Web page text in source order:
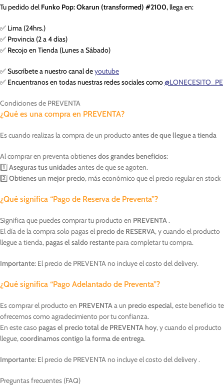
Tu pedido delFunko Pop: Okarun (transformed) #2100,llega en:
✅ Lima (24hrs.)
✅ Provincia (2 a 4 días)
✅ Recojo en Tienda (Lunes a Sábado)
✅ Suscríbete a nuestro canal deyoutube
✅ Encuentranos en todas nuestras redes sociales como@LONECESITO_PE
Condiciones de PREVENTA
¿Qué es una compra en PREVENTA?
Es cuando realizas la compra de un productoantes de que llegue a tienda
Al comprar en preventa obtienesdos grandes beneficios:
1️⃣ Aseguras tus unidadesantes de que se agoten.
2️⃣ Obtienes un mejor precio, más económico que el precio regular en stock
¿Qué significa “Pago de Reserva de Preventa”?
Significa que puedes comprar tu producto en PREVENTA.
El día de la compra solo pagas elprecio de RESERVA, y cuando el producto
llegue a tienda,pagas el saldo restante para completar tu compra.
Importante: El precio de PREVENTA no incluye el costo del delivery.
¿Qué significa “Pago Adelantado de Preventa”?
Es comprar el producto en PREVENTAa un precio especial,este beneficio te
ofrecemos como agradecimiento por tu confianza.
En este casopagas el precio total de PREVENTA hoy, y cuando el producto
llegue,coordinamos contigo la forma de entrega.
Importante: El precio de PREVENTA no incluye el costo del delivery .
Preguntas frecuentes (FAQ)